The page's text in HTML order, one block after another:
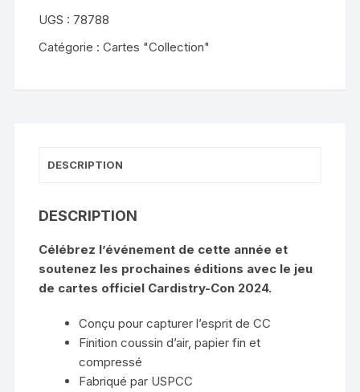
Con
2024
UGS : 78788
Catégorie :Cartes "Collection"
DESCRIPTION
DESCRIPTION
Célébrez l’événement de cette année et
soutenez les prochaines éditions avec le jeu
de cartes officiel Cardistry-Con 2024.
Conçu pour capturer l’esprit de CC
Finition coussin d’air, papier fin et
compressé
Fabriqué par USPCC